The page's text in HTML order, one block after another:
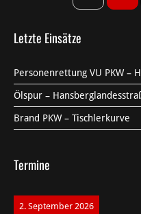
Letzte Einsätze
Personenrettung VU PKW –
Ölspur –
Brand PKW – Tischlerkurve
Termine
2. September 2026